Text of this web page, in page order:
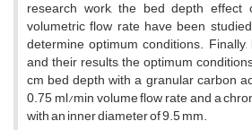
research work, the bed depth
volumetric flow rate have been
determine optimum conditions.
and their results, the optimum
cm bed depth with a granular carbon
0.75 ml/min volume flow rate and a
with an inner diameter of 9.5 mm.